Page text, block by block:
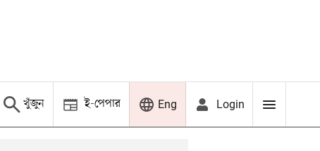
খুঁজুন ই-পেপার Eng Login